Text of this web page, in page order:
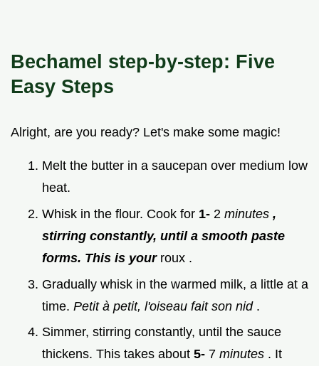
Bechamel step-by-step: Five
Easy Steps
Alright, are you ready? Let's make some magic!
Melt the butter in a saucepan over medium low
heat.
Whisk in the flour. Cook for 1- 2 minutes ,
stirring constantly, until a smooth paste
forms. This is your roux .
Gradually whisk in the warmed milk, a little at a
time. Petit à petit, l'oiseau fait son nid .
Simmer, stirring constantly, until the sauce
thickens. This takes about 5- 7 minutes . It